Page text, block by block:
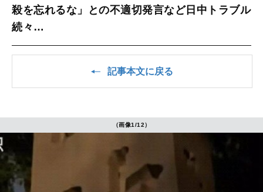
殺を忘れるな」との不適切発言など日中トラブル
続々…
記事本文に戻る
（画像1/12）